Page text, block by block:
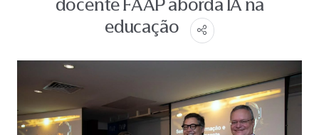
docente FAAP aborda IA na
educação